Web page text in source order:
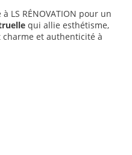
LS RÉNOVATION pour un
qui allie esthétisme,
et authenticité à